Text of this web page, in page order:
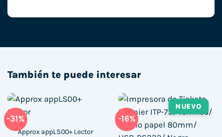
También te puede interesar
-31%
Approx appLS00+ Lector
-16%
NUEVO